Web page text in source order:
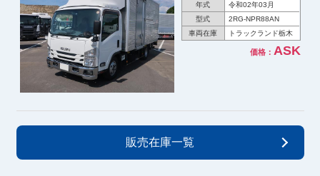
年式
令和02年03月
型式
2RG-NPR88AN
車両在庫
トラックランド栃木
価格： ASK
販売在庫一覧